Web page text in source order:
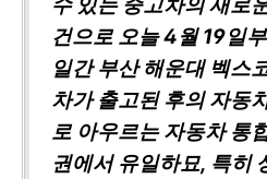
건으로 오늘 4월 19일
일간 부산 해운대 벡스
차가 출고된 후의 자동
로 아우르는 자동차 통
권에서 유일하묘, 특히